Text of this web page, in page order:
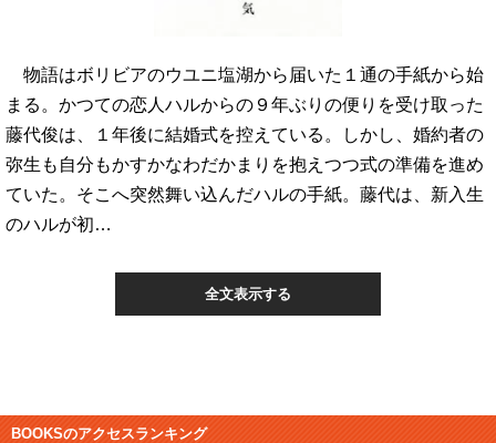
物語はボリビアのウユニ塩湖から届いた１通の手紙から始
まる。かつての恋人ハルからの９年ぶりの便りを受け取った
藤代俊は、１年後に結婚式を控えている。しかし、婚約者の
弥生も自分もかすかなわだかまりを抱えつつ式の準備を進め
ていた。そこへ突然舞い込んだハルの手紙。藤代は、新入生
のハルが初…
全文表示する
BOOKSのアクセスランキング